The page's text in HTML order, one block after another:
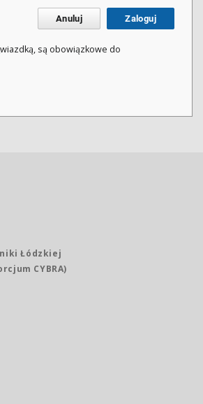
Anuluj Zaloguj
są obowiązkowe do
Łódzkiej
CYBRA)